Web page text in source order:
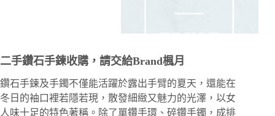
二手鑽石手鍊收購，請交給Brand楓月
鑽石手鍊及手鐲不僅能活躍於露出手臂的夏天，還能在
冬日的袖口裡若隱若現，散發細緻又魅力的光澤，以女
人味十足的特色著稱。除了單鑽手環、碎鑽手鐲，成排